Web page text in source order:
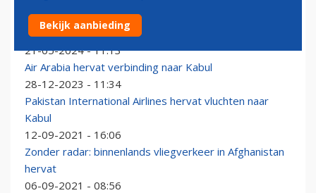
Turkish Airlines vliegt drie jaar na machtsovername
door Taliban weer op Afghanistan
21-05-2024 - 11:13
Air Arabia hervat verbinding naar Kabul
28-12-2023 - 11:34
Pakistan International Airlines hervat vluchten naar
Kabul
12-09-2021 - 16:06
Zonder radar: binnenlands vliegverkeer in Afghanistan
hervat
06-09-2021 - 08:56
Bekijk aanbieding